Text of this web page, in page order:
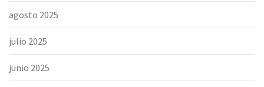
agosto 2025
julio 2025
junio 2025